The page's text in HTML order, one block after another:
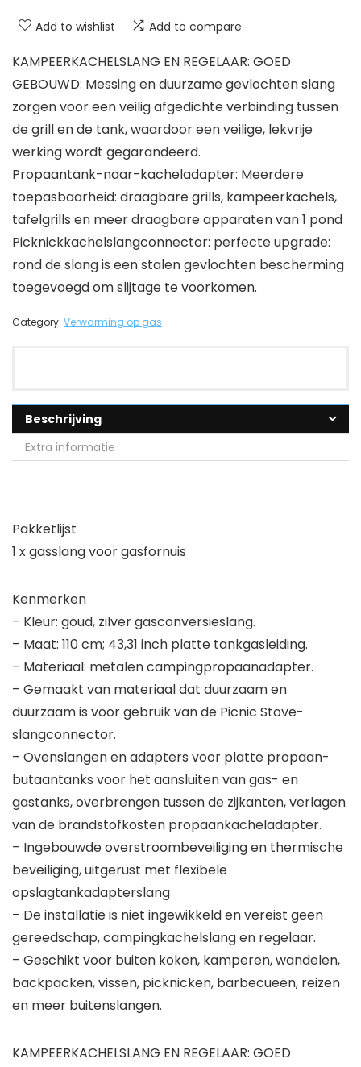
Add to wishlist Add to compare
KAMPEERKACHELSLANG EN REGELAAR: GOED
GEBOUWD: Messing en duurzame gevlochten slang
zorgen voor een veilig afgedichte verbinding tussen
de grill en de tank, waardoor een veilige, lekvrije
werking wordt gegarandeerd.
Propaantank-naar-kacheladapter: Meerdere
toepasbaarheid: draagbare grills, kampeerkachels,
tafelgrills en meer draagbare apparaten van 1 pond
Picknickkachelslangconnector: perfecte upgrade:
rond de slang is een stalen gevlochten bescherming
toegevoegd om slijtage te voorkomen.
Category: Verwarming op gas
Beschrijving
Extra informatie
Pakketlijst
1 x gasslang voor gasfornuis
Kenmerken
– Kleur: goud, zilver gasconversieslang.
– Maat: 110 cm; 43,31 inch platte tankgasleiding.
– Materiaal: metalen campingpropaanadapter.
– Gemaakt van materiaal dat duurzaam en
duurzaam is voor gebruik van de Picnic Stove-
slangconnector.
– Ovenslangen en adapters voor platte propaan-
butaantanks voor het aansluiten van gas- en
gastanks, overbrengen tussen de zijkanten, verlagen
van de brandstofkosten propaankacheladapter.
– Ingebouwde overstroombeveiliging en thermische
beveiliging, uitgerust met flexibele
opslagtankadapterslang
– De installatie is niet ingewikkeld en vereist geen
gereedschap, campingkachelslang en regelaar.
– Geschikt voor buiten koken, kamperen, wandelen,
backpacken, vissen, picknicken, barbecueën, reizen
en meer buitenslangen.
KAMPEERKACHELSLANG EN REGELAAR: GOED